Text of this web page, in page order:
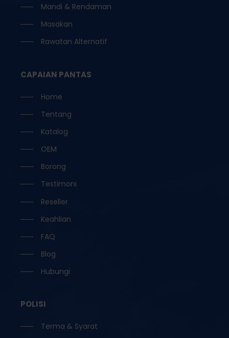
Mandi & Rendaman
Masakan
Rawatan Alternatif
CAPAIAN PANTAS
Home
Tentang
Katalog
OEM
Borong
Testimoni
Reseller
Keahlian
FAQ
Blog
Hubungi
POLISI
Terma & Syarat